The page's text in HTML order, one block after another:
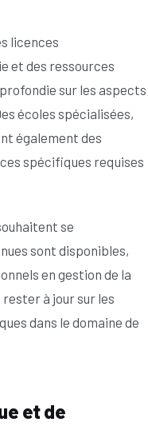
licences
et des ressources
sur les aspects
écoles spécialisées,
également des
spécifiques requises
se
sont disponibles,
en gestion de la
à jour sur les
dans le domaine de
et de